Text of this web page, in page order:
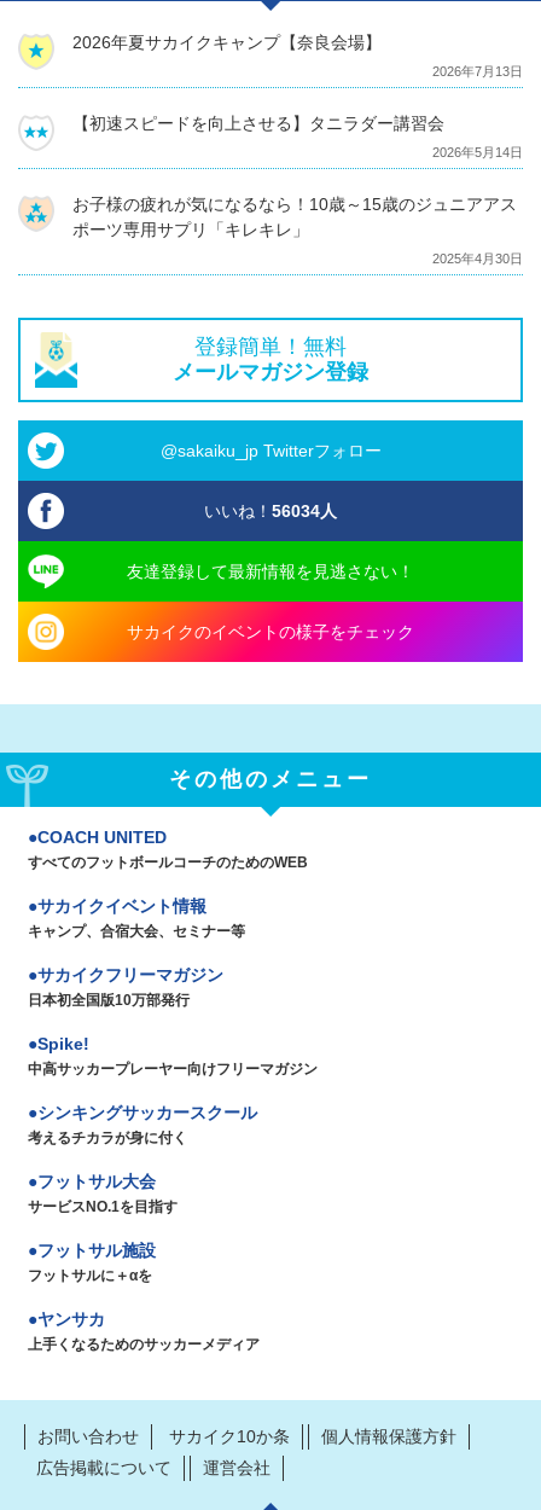
2026年夏サカイクキャンプ【奈良会場】
2026年7月13日
【初速スピードを向上させる】タニラダー講習会
2026年5月14日
お子様の疲れが気になるなら！10歳～15歳のジュニアアス
ポーツ専用サプリ「キレキレ」
2025年4月30日
登録簡単！無料
メールマガジン登録
@sakaiku_jp Twitterフォロー
いいね！ 56034人
友達登録して最新情報を見逃さない！
サカイクのイベントの様子をチェック
その他のメニュー
COACH UNITED
すべてのフットボールコーチのためのWEB
サカイクイベント情報
キャンプ、合宿大会、セミナー等
サカイクフリーマガジン
日本初全国版10万部発行
Spike!
中高サッカープレーヤー向けフリーマガジン
シンキングサッカースクール
考えるチカラが身に付く
フットサル大会
サービスNO.1を目指す
フットサル施設
フットサルに＋αを
ヤンサカ
上手くなるためのサッカーメディア
お問い合わせ サカイク10か条
個人情報保護方針
広告掲載について
運営会社